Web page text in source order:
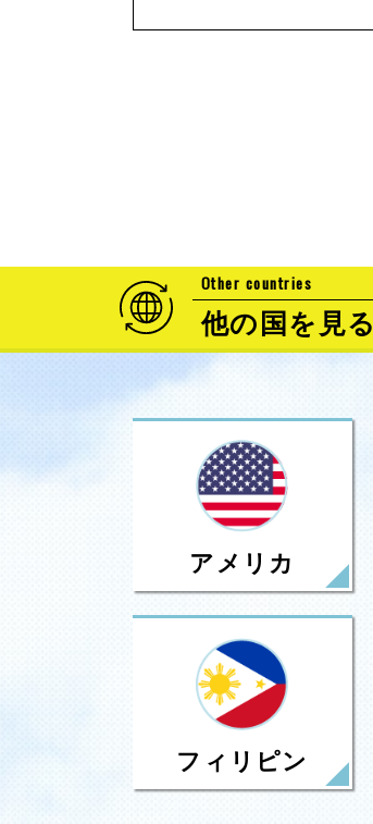
Other countries
他の国を見る
アメリカ
フィリピン